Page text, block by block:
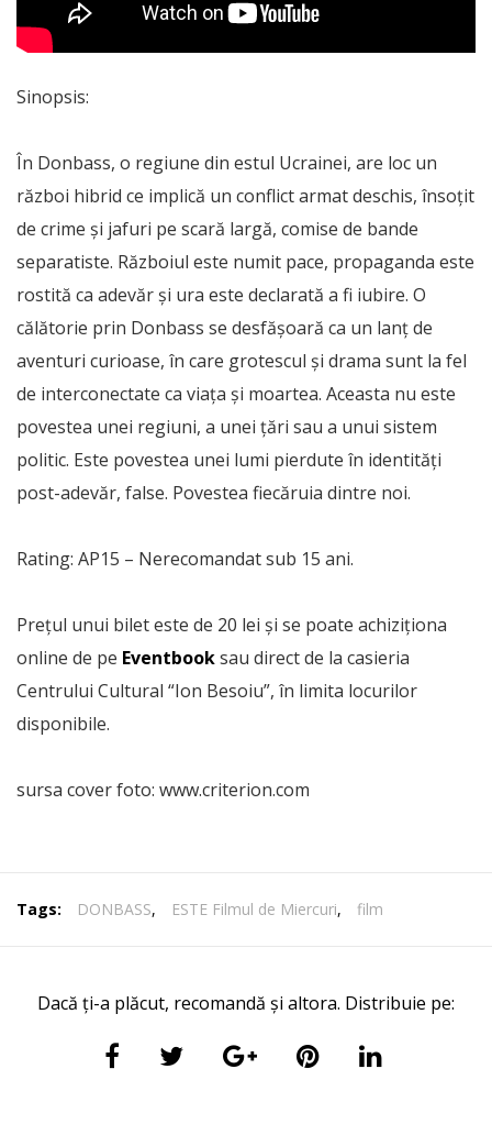
Sinopsis:
În Donbass, o regiune din estul Ucrainei, are loc un
război hibrid ce implică un conflict armat deschis, însoțit
de crime și jafuri pe scară largă, comise de bande
separatiste. Războiul este numit pace, propaganda este
rostită ca adevăr și ura este declarată a fi iubire. O
călătorie prin Donbass se desfășoară ca un lanț de
aventuri curioase, în care grotescul și drama sunt la fel
de interconectate ca viața și moartea. Aceasta nu este
povestea unei regiuni, a unei țări sau a unui sistem
politic. Este povestea unei lumi pierdute în identități
post-adevăr, false. Povestea fiecăruia dintre noi.
Rating: AP15 – Nerecomandat sub 15 ani.
Preţul unui bilet este de 20 lei și se poate achiziționa
online de pe Eventbooksau direct de la casieria
Centrului Cultural “Ion Besoiu”, în limita locurilor
disponibile.
sursa cover foto: www.criterion.com
Tags: DONBASS, ESTE Filmul de Miercuri, film
Dacă ți-a plăcut, recomandă și altora. Distribuie pe: